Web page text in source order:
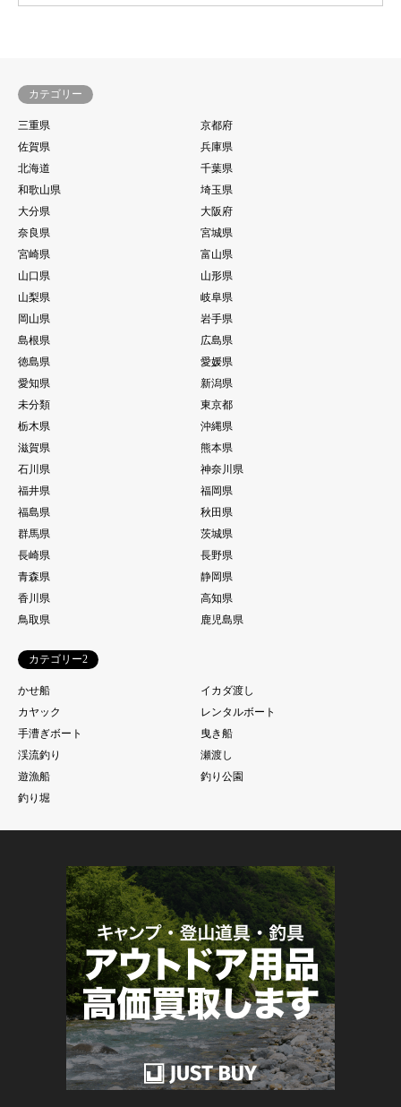
カテゴリー
三重県
京都府
佐賀県
兵庫県
北海道
千葉県
和歌山県
埼玉県
大分県
大阪府
奈良県
宮城県
宮崎県
富山県
山口県
山形県
山梨県
岐阜県
岡山県
岩手県
島根県
広島県
徳島県
愛媛県
愛知県
新潟県
未分類
東京都
栃木県
沖縄県
滋賀県
熊本県
石川県
神奈川県
福井県
福岡県
福島県
秋田県
群馬県
茨城県
長崎県
長野県
青森県
静岡県
香川県
高知県
鳥取県
鹿児島県
カテゴリー2
かせ船
イカダ渡し
カヤック
レンタルボート
手漕ぎボート
曳き船
渓流釣り
瀬渡し
遊漁船
釣り公園
釣り堀